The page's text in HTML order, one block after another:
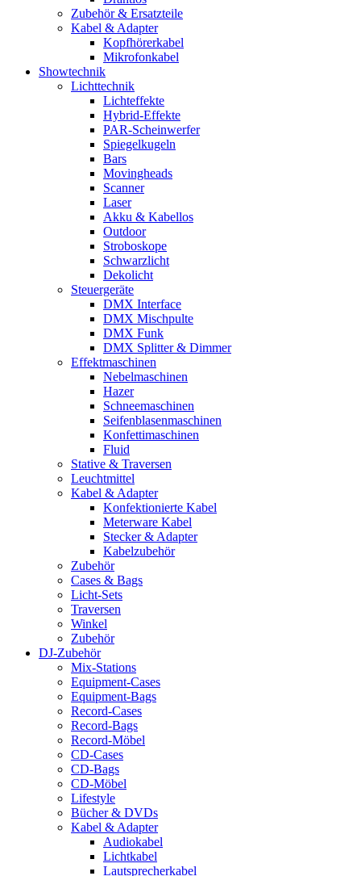
Zubehör & Ersatzteile
Kabel & Adapter
Kopfhörerkabel
Mikrofonkabel
Showtechnik
Lichttechnik
Lichteffekte
Hybrid-Effekte
PAR-Scheinwerfer
Spiegelkugeln
Bars
Movingheads
Scanner
Laser
Akku & Kabellos
Outdoor
Stroboskope
Schwarzlicht
Dekolicht
Steuergeräte
DMX Interface
DMX Mischpulte
DMX Funk
DMX Splitter & Dimmer
Effektmaschinen
Nebelmaschinen
Hazer
Schneemaschinen
Seifenblasenmaschinen
Konfettimaschinen
Fluid
Stative & Traversen
Leuchtmittel
Kabel & Adapter
Konfektionierte Kabel
Meterware Kabel
Stecker & Adapter
Kabelzubehör
Zubehör
Cases & Bags
Licht-Sets
Traversen
Winkel
Zubehör
DJ-Zubehör
Mix-Stations
Equipment-Cases
Equipment-Bags
Record-Cases
Record-Bags
Record-Möbel
CD-Cases
CD-Bags
CD-Möbel
Lifestyle
Bücher & DVDs
Kabel & Adapter
Audiokabel
Lichtkabel
Lautsprecherkabel